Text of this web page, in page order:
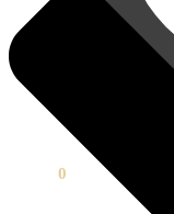
0